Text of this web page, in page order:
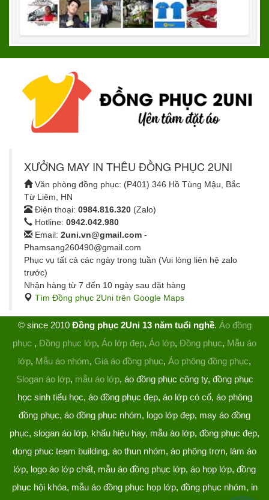
XƯỞNG MAY IN THÊU ĐỒNG PHỤC 2UNI
Văn phòng đồng phục: (P401) 346 Hồ Tùng Mậu, Bắc
Từ Liêm, HN
Điện thoại: 0984.816.320 (Zalo)
Hotline: 0942.042.980
Email: 2uni.vn@gmail.com -
Phamsang260490@gmail.com
Phục vụ tất cả các ngày trong tuần (Vui lòng liên hệ zalo
trước)
Nhận hàng từ 7 đến 10 ngày sau đặt hàng
Tìm Đồng phục 2Uni trên Google Maps
© since 2010 Đồng phục 2Uni 13 năm tuổi nghề. Áo đồng
phục , Đồng phục lớp, Áo lớp đẹp, Áo lớp, Đồng phục, Mẫu áo
lớp, Mẫu áo nhóm, Giá áo đồng phục, Áo phông đồng phục,
Slogan áo lớp, mẫu áo lớp, áo đồng phục công ty, đồng phục
học sinh tiểu học, áo đồng phục đẹp, áo lớp có cổ, áo phông
đồng phục, áo đồng phục nhóm, logo lớp đẹp, may áo đồng
phục, slogan áo lớp, khẩu hiệu hay, mẫu áo lớp, đồng phục đẹp,
dong phuc team building, áo thun nhóm, áo phông trơn, làm áo
lớp, logo áo lớp chất, mẫu áo đồng phục lớp, áo họp lớp, đồng
phục hội khóa, mẫu áo đồng phục họp lớp, đồng phục nhóm, in